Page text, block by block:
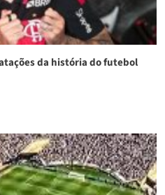
da história do futebol